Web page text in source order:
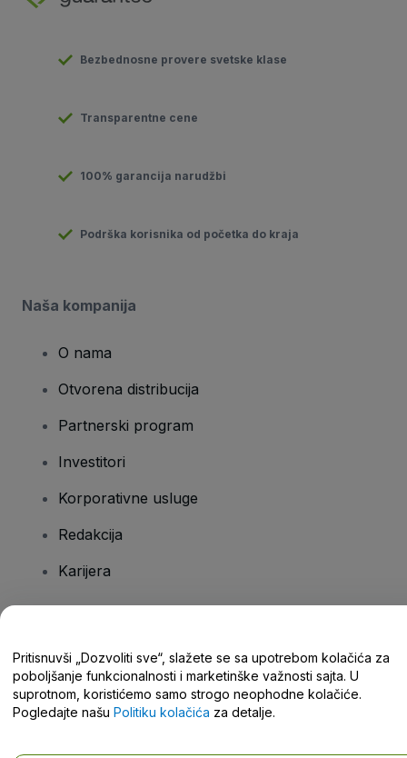
Bezbednosne provere svetske klase
Transparentne cene
100% garancija narudžbi
Podrška korisnika od početka do kraja
Naša kompanija
O nama
Otvorena distribucija
Partnerski program
Investitori
Korporativne usluge
Redakcija
Karijera
Centar za pomoć / Kontaktirajte nas
Pritisnuvši „Dozvoliti sve“, slažete se sa upotrebom kolačića za
poboljšanje funkcionalnosti i marketinške važnosti sajta. U
suprotnom, koristićemo samo strogo neophodne kolačiće.
Pogledajte našu Politiku kolačića za detalje.